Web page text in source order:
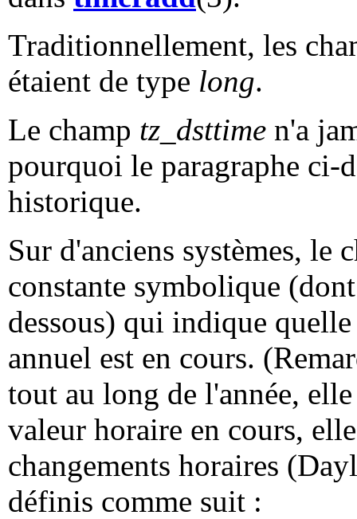
Traditionnellement, les
étaient de type long.
Le champ tz_dsttime n'a
pourquoi le paragraphe ci-
historique.
Sur d'anciens systèmes, le
constante symbolique
dessous) qui indique
annuel est en cours.
tout au long de l'année,
valeur horaire en cours,
changements horaires
définis comme suit :